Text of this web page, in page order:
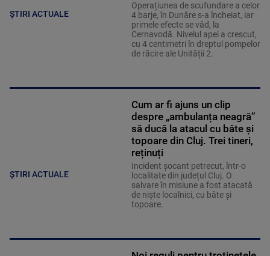
ȘTIRI ACTUALE
Operațiunea de scufundare a celor
4 barje, în Dunăre s-a încheiat, iar
primele efecte se văd, la
Cernavodă. Nivelul apei a crescut,
cu 4 centimetri în dreptul pompelor
de răcire ale Unității 2.
ȘTIRI ACTUALE
Cum ar fi ajuns un clip
despre „ambulanța neagră”
să ducă la atacul cu bâte și
topoare din Cluj. Trei tineri,
reținuți
Incident șocant petrecut, într-o
localitate din județul Cluj. O
salvare în misiune a fost atacată
de niște localnici, cu bâte și
topoare.